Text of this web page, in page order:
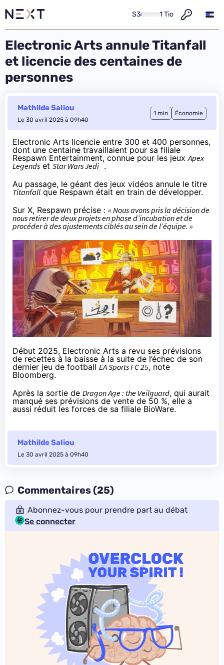
S3 1 Tio
Electronic Arts annule Titanfall
et licencie des centaines de
personnes
Mathilde Saliou
Le 30 avril 2025 à 09h40
1 min Économie
Electronic Arts licencie entre 300 et 400 personnes,
dont une centaine travaillaient pour sa filiale
Respawn Entertainment, connue pour les jeuxApex
Legends et Star Wars Jedi .
Au passage, le géant des jeux vidéos annule le titre
Titanfall que Respawn était en train de développer.
Sur X, Respawn précise : « Nous avons pris la décision de
nous retirer de deux projets en phase d’incubation et de
procéder à des ajustements ciblés au sein de l’équipe. »
Début 2025, Electronic Arts a revu ses prévisions
de recettes à la baisse à la suite de l’échec de son
dernier jeu de football EA Sports FC 25, note
Bloomberg.
Après la sortie de Dragon Age : the Veilguard, qui aurait
manqué ses prévisions de vente de 50 %, elle a
aussi réduit les forces de sa filiale BioWare.
Mathilde Saliou
Le 30 avril 2025 à 09h40
Commentaires (25)
Abonnez-vous pour prendre part au débat
Se connecter